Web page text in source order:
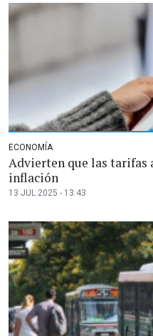
ECONOMÍA
Advierten que las tarifas
inflación
13 JUL 2025 - 13:43